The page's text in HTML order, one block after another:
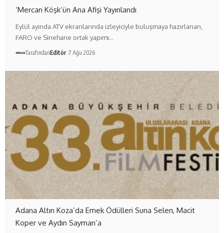
‘Mercan Köşk’ün Ana Afişi Yayınlandı
Eylül ayında ATV ekranlarında izleyiciyle buluşmaya hazırlanan,
FARO ve Sinehane ortak yapımı…
TarafındanEditör 7 Ağu 2026
Adana Altın Koza’da Emek Ödülleri Suna Selen, Macit
Koper ve Aydın Sayman’a